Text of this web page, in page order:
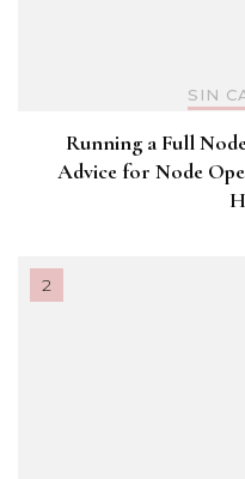
SIN
Running a Full
Advice for Node